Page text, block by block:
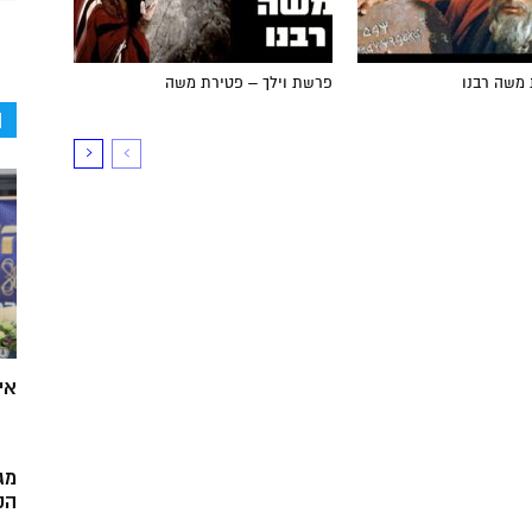
פרשת וילך – פטירת משה משה רבנו